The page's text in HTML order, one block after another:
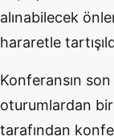
alınabilecek ö
hararetle
Konferansın
oturumlardan
tarafından